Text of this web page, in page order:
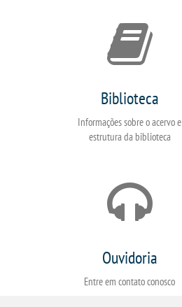
Biblioteca
Informações sobre o acervo e
estrutura da biblioteca
Ouvidoria
Entre em contato conosco